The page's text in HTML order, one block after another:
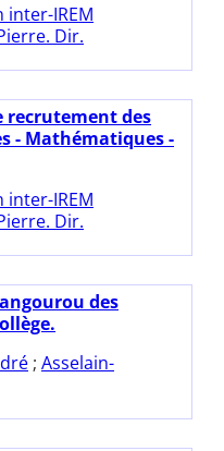
inter-IREM
Dir.
recrutement des
- Mathématiques -
inter-IREM
Dir.
des
; Asselain-